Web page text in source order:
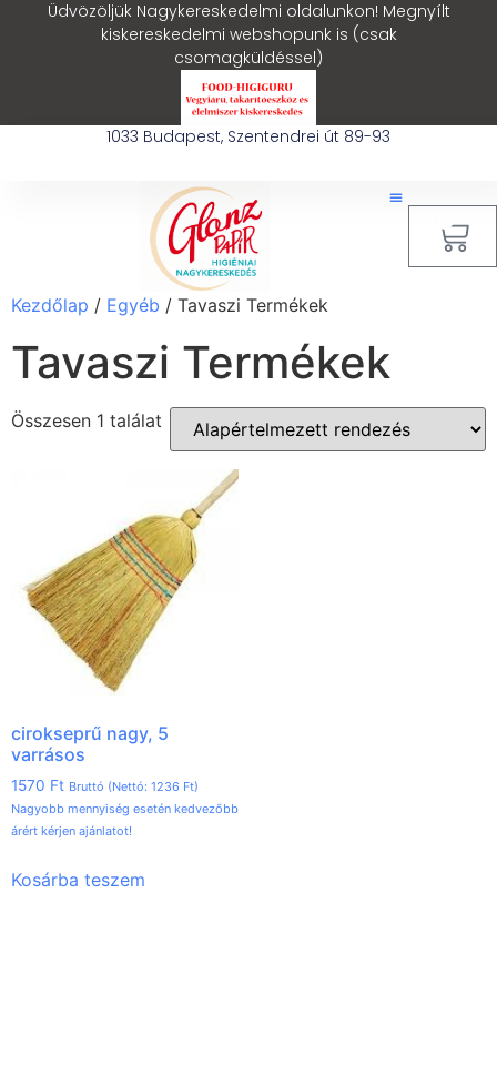
Üdvözöljük Nagykereskedelmi oldalunkon! Megnyílt
kiskereskedelmi webshopunk is (csak
csomagküldéssel)
1033 Budapest, Szentendrei út 89-93
Kezdőlap / Egyéb / Tavaszi Termékek
Tavaszi Termékek
Összesen 1 találat
cirokseprű nagy, 5
varrásos
1570 Ft Bruttó (Nettó: 1236 Ft)
Nagyobb mennyiség esetén kedvezőbb
árért kérjen ajánlatot!
Kosárba teszem